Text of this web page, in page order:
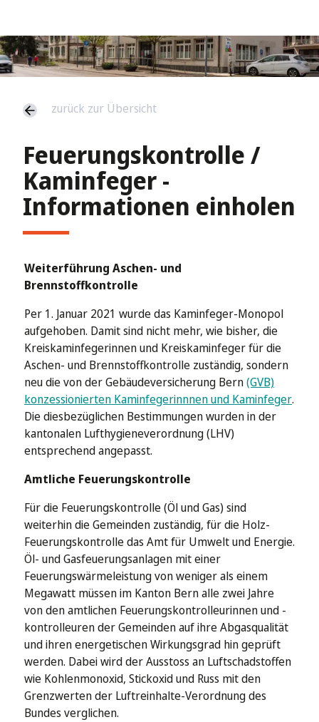
zurück zur Übersicht
Feuerungskontrolle /
Kaminfeger -
Informationen einholen
Weiterführung Aschen- und
Brennstoffkontrolle
Per 1. Januar 2021 wurde das Kaminfeger-Monopol
aufgehoben. Damit sind nicht mehr, wie bisher, die
Kreiskaminfegerinnen und Kreiskaminfeger für die
Aschen- und Brennstoffkontrolle zuständig, sondern
neu die von der Gebäudeversicherung Bern(GVB)
konzessionierten Kaminfegerinnnen und Kaminfeger.
Die diesbezüglichen Bestimmungen wurden in der
kantonalen Lufthygieneverordnung (LHV)
entsprechend angepasst.
Amtliche Feuerungskontrolle
Für die Feuerungskontrolle (Öl und Gas) sind
weiterhin die Gemeinden zuständig, für die Holz-
Feuerungskontrolle das Amt für Umwelt und Energie.
Öl- und Gasfeuerungsanlagen mit einer
Feuerungswärmeleistung von weniger als einem
Megawatt müssen im Kanton Bern alle zwei Jahre
von den amtlichen Feuerungskontrolleurinnen und -
kontrolleuren der Gemeinden auf ihre Abgasqualität
und ihren energetischen Wirkungsgrad hin geprüft
werden. Dabei wird der Ausstoss an Luftschadstoffen
wie Kohlenmonoxid, Stickoxid und Russ mit den
Grenzwerten der Luftreinhalte-Verordnung des
Bundes verglichen.